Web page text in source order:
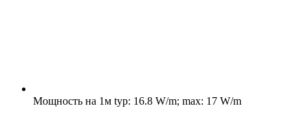
Мощность на 1м typ: 16.8 W/m; max: 17 W/m